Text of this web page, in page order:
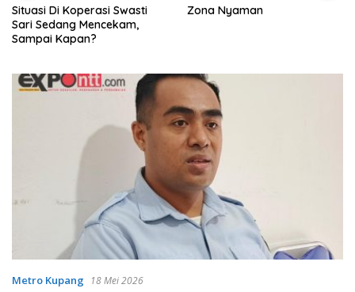
Situasi Di Koperasi Swasti
Sari Sedang Mencekam,
Sampai Kapan?
Zona Nyaman
Metro Kupang 18 Mei 2026